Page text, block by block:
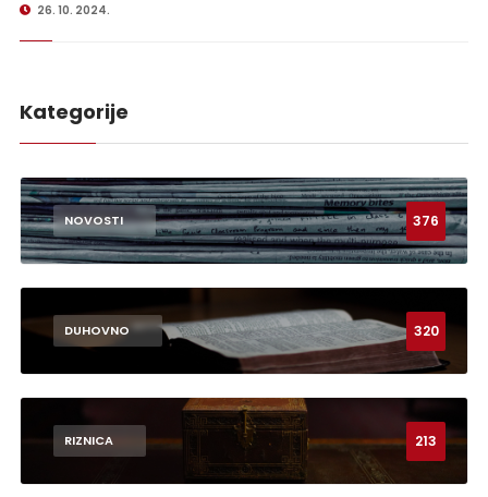
26. 10. 2024.
Kategorije
NOVOSTI 376
DUHOVNO 320
RIZNICA 213